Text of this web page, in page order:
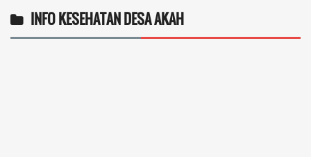
INFO KESEHATAN DESA AKAH